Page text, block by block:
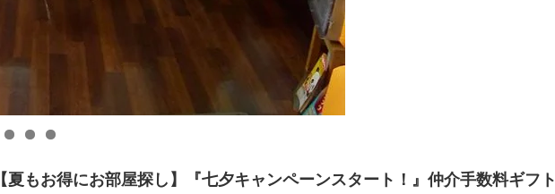
【夏もお得にお部屋探し】『七夕キャンペーンスタート！』仲介手数料ギフ